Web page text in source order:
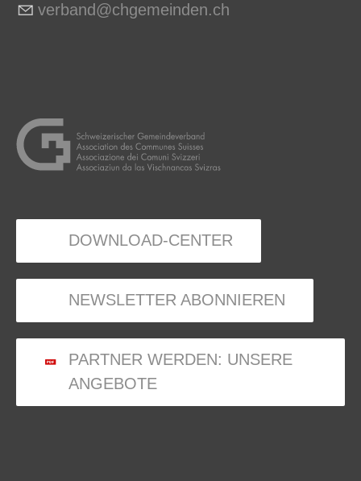
v rb nd chg m nd n ch
DOWNLOAD-CENTER
NEWSLETTER ABONNIEREN
PARTNER WERDEN: UNSERE
ANGEBOTE